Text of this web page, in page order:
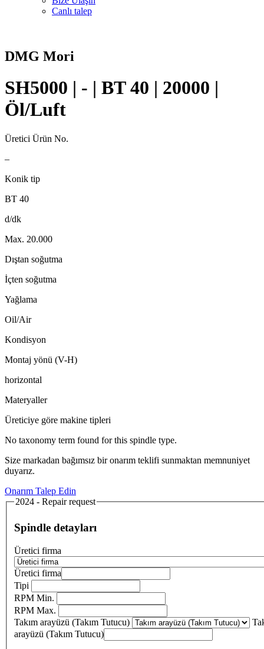
Canlı talep
DMG Mori
SH5000 | - | BT 40 | 20000 |
Öl/Luft
Üretici Ürün No.
–
Konik tip
BT 40
d/dk
Max. 20.000
Dıştan soğutma
İçten soğutma
Yağlama
Oil/Air
Kondisyon
Montaj yönü (V-H)
horizontal
Materyaller
Üreticiye göre makine tipleri
No taxonomy term found for this spindle type.
Size markadan bağımsız bir onarım teklifi sunmaktan memnuniyet
duyarız.
Onarım Talep Edin
2024 - Repair request
Spindle detayları
Üretici firma
Üretici firma
Tipi
RPM Min.
RPM Max.
Takım arayüzü (Takım Tutucu)
arayüzü (Takım Tutucu)